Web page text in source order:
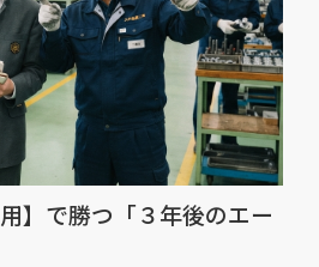
】で勝つ「３年後のエー